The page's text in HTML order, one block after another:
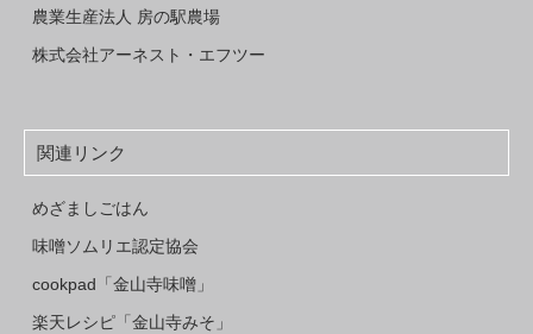
農業生産法人 房の駅農場
株式会社アーネスト・エフツー
関連リンク
めざましごはん
味噌ソムリエ認定協会
cookpad「金山寺味噌」
楽天レシピ「金山寺みそ」